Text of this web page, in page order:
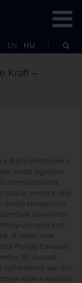
EN HU
Kraft –
a Bach-életműnek a
került egyetlen
bemutatásának
tudjuk, pedig a ránk
önálló kompozíció.
könyvéből
ünnepre írott
A darab csak
Philipp Emanuel
18. századi
nyitótételről van szó,
csak a kantáták